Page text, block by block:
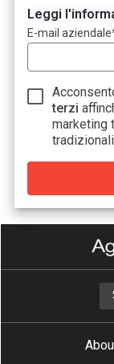
Leggi
E-mail aziendale
terzi
marketing